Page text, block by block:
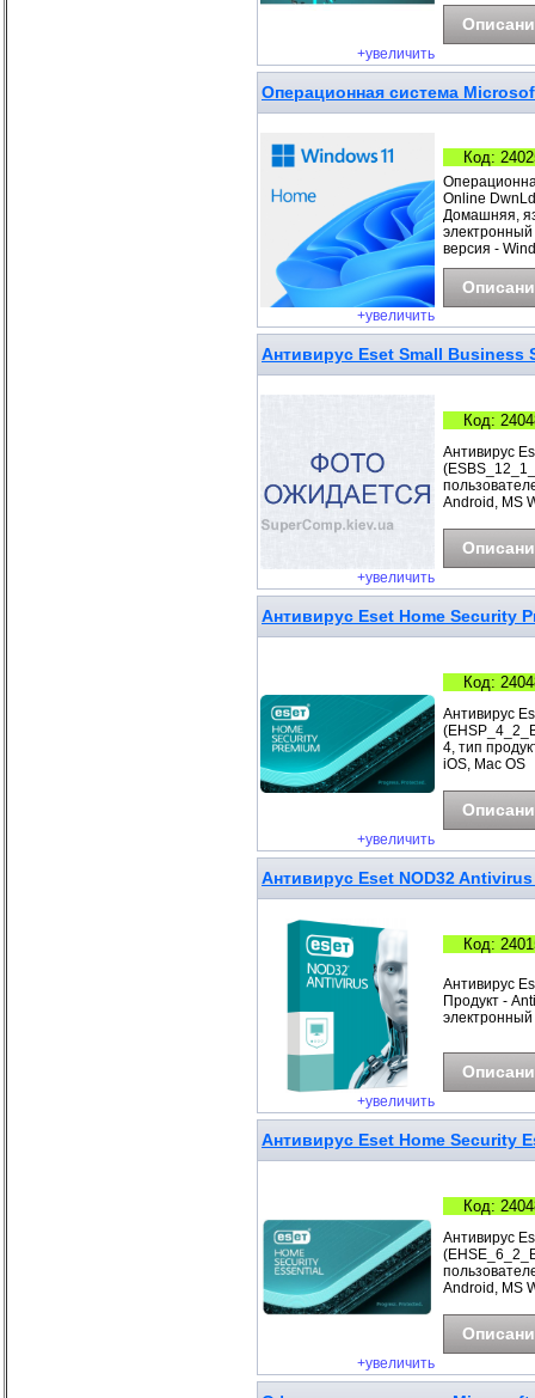
+увеличить
Операционная система
+увеличить
Код:
Online
Домашняя,
версия -
Антивирус Eset Small Business
+увеличить
Код:
Антивирус
Android, MS
Антивирус Eset Home Security
+увеличить
Код:
Антивирус
4, тип
iOS, Mac OS
Антивирус Eset NOD32
+увеличить
Код:
Антивирус
Продукт -
Антивирус Eset Home Security
+увеличить
Код:
Антивирус
Android, MS